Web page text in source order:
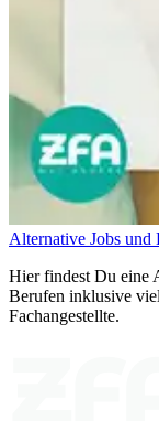
Alternative Jobs
Hier findest Du eine
Berufen inklusive
Fachangestellte.